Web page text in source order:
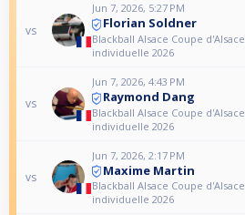
vs
Jun 7, 2026, 5:27 PM
Florian Soldner
Blackball Alsace Coupe d'Alsace
individuelle 2026
vs
Jun 7, 2026, 4:43 PM
Raymond Dang
Blackball Alsace Coupe d'Alsace
individuelle 2026
vs
Jun 7, 2026, 2:17 PM
Maxime Martin
Blackball Alsace Coupe d'Alsace
individuelle 2026